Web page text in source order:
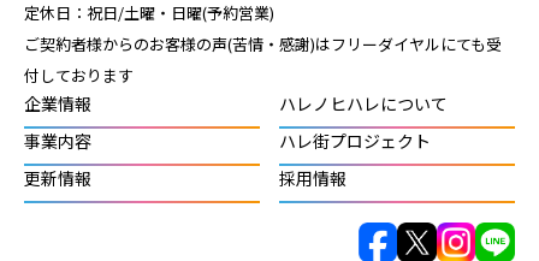
定休日：祝日/土曜・日曜(予約営業)
ご契約者様からのお客様の声(苦情・感謝)はフリーダイヤルにても受
付しております
企業情報
ハレノヒハレについて
事業内容
ハレ街プロジェクト
更新情報
採用情報